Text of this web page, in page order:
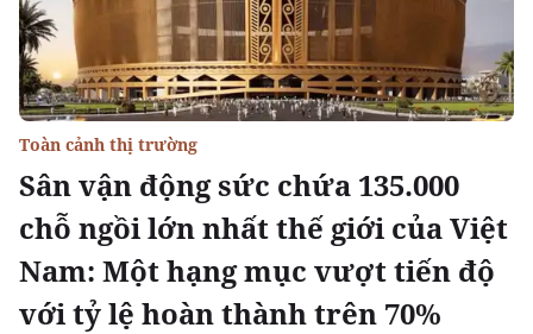
Sân vận động sức chứa 135.000
chỗ ngồi lớn nhất thế giới của Việt
Nam: Một hạng mục vượt tiến độ
với tỷ lệ hoàn thành trên 70%
Toàn cảnh thị trường